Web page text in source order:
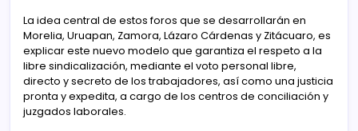
La idea central de estos foros que se desarrollarán en
Morelia, Uruapan, Zamora, Lázaro Cárdenas y Zitácuaro, es
explicar este nuevo modelo que garantiza el respeto a la
libre sindicalización, mediante el voto personal libre,
directo y secreto de los trabajadores, así como una justicia
pronta y expedita, a cargo de los centros de conciliación y
juzgados laborales.